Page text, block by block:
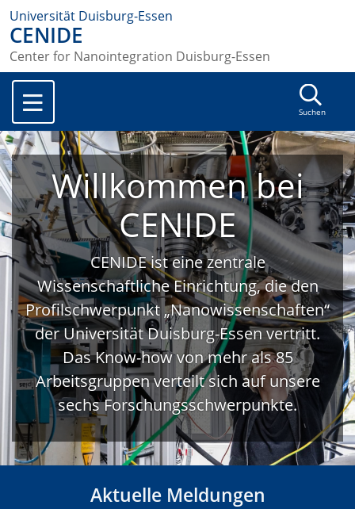
Universität Duisburg-Essen
CENIDE
Center for Nanointegration Duisburg-Essen
Suchen
Willkommen bei
CENIDE
CENIDE ist eine zentrale
Wissenschaftliche Einrichtung, die den
Profilschwerpunkt „Nanowissenschaften“
der Universität Duisburg-Essen vertritt.
Das Know-how von mehr als 85
Arbeitsgruppen verteilt sich auf unsere
sechs Forschungsschwerpunkte.
Aktuelle Meldungen